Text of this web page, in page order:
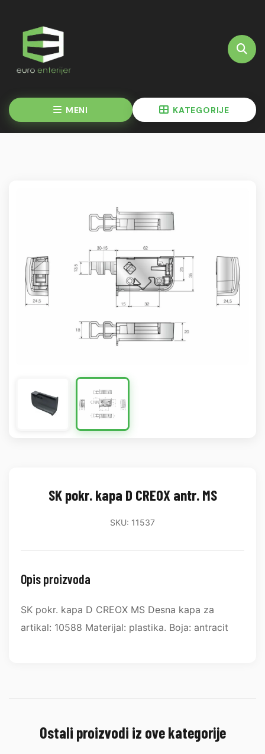
MENI KATEGORIJE
SK pokr. kapa D CREOX antr. MS
SKU: 11537
Opis proizvoda
SK pokr. kapa D CREOX MS Desna kapa za
artikal: 10588 Materijal: plastika. Boja: antracit
Ostali proizvodi iz ove kategorije